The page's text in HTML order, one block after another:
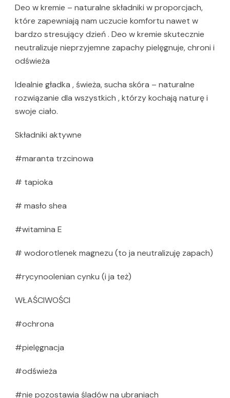
Deo w kremie – naturalne składniki w proporcjach,
które zapewniają nam uczucie komfortu nawet w
bardzo stresujący dzień . Deo w kremie skutecznie
neutralizuje nieprzyjemne zapachy pielęgnuje, chroni i
odświeża
Idealnie gładka , świeża, sucha skóra – naturalne
rozwiązanie dla wszystkich , którzy kochają naturę i
swoje ciało.
Składniki aktywne
#maranta trzcinowa
# tapioka
# masło shea
#witamina E
# wodorotlenek magnezu (to ja neutralizuję zapach)
#rycynoolenian cynku (i ja też)
WŁAŚCIWOŚCI
#ochrona
#pielęgnacja
#odświeża
#nie pozostawia śladów na ubraniach